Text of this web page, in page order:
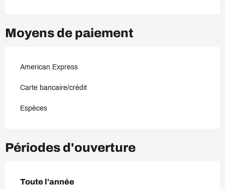
Moyens de paiement
American Express
Carte bancaire/crédit
Espèces
Périodes d'ouverture
Toute l'année
Toute l'année